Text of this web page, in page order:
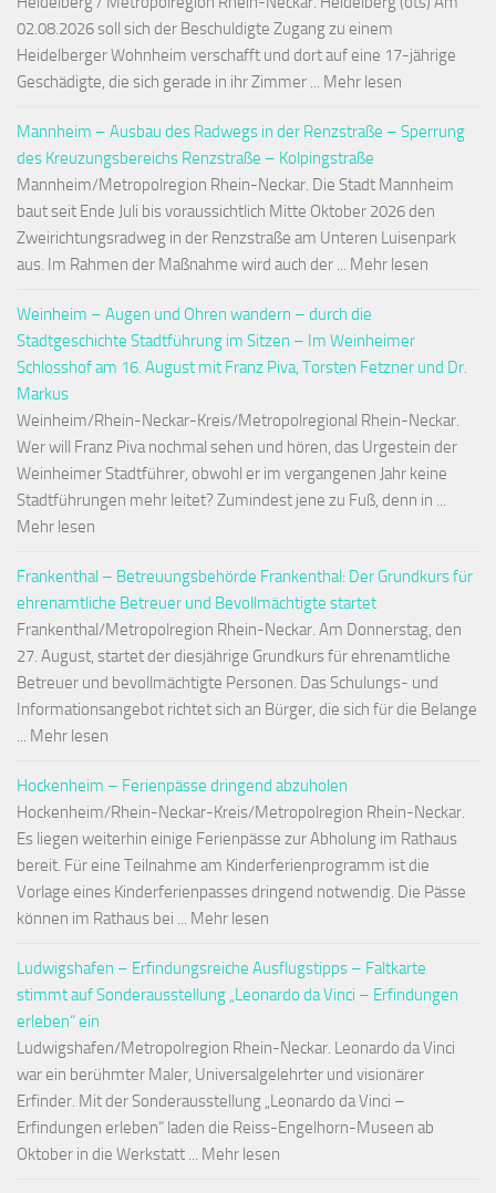
02.08.2026 soll sich der Beschuldigte Zugang zu einem
Heidelberger Wohnheim verschafft und dort auf eine 17-jährige
Geschädigte, die sich gerade in ihr Zimmer ... Mehr lesen
Mannheim – Ausbau des Radwegs in der Renzstraße – Sperrung
des Kreuzungsbereichs Renzstraße – Kolpingstraße
Mannheim/Metropolregion Rhein-Neckar. Die Stadt Mannheim
baut seit Ende Juli bis voraussichtlich Mitte Oktober 2026 den
Zweirichtungsradweg in der Renzstraße am Unteren Luisenpark
aus. Im Rahmen der Maßnahme wird auch der ... Mehr lesen
Weinheim – Augen und Ohren wandern – durch die
Stadtgeschichte Stadtführung im Sitzen – Im Weinheimer
Schlosshof am 16. August mit Franz Piva, Torsten Fetzner und Dr.
Markus
Weinheim/Rhein-Neckar-Kreis/Metropolregional Rhein-Neckar.
Wer will Franz Piva nochmal sehen und hören, das Urgestein der
Weinheimer Stadtführer, obwohl er im vergangenen Jahr keine
Stadtführungen mehr leitet? Zumindest jene zu Fuß, denn in ...
Mehr lesen
Frankenthal – Betreuungsbehörde Frankenthal: Der Grundkurs für
ehrenamtliche Betreuer und Bevollmächtigte startet
Frankenthal/Metropolregion Rhein-Neckar. Am Donnerstag, den
27. August, startet der diesjährige Grundkurs für ehrenamtliche
Betreuer und bevollmächtigte Personen. Das Schulungs- und
Informationsangebot richtet sich an Bürger, die sich für die Belange
... Mehr lesen
Hockenheim – Ferienpässe dringend abzuholen
Hockenheim/Rhein-Neckar-Kreis/Metropolregion Rhein-Neckar.
Es liegen weiterhin einige Ferienpässe zur Abholung im Rathaus
bereit. Für eine Teilnahme am Kinderferienprogramm ist die
Vorlage eines Kinderferienpasses dringend notwendig. Die Pässe
können im Rathaus bei ... Mehr lesen
Ludwigshafen – Erfindungsreiche Ausflugstipps – Faltkarte
stimmt auf Sonderausstellung „Leonardo da Vinci – Erfindungen
erleben“ ein
Ludwigshafen/Metropolregion Rhein-Neckar. Leonardo da Vinci
war ein berühmter Maler, Universalgelehrter und visionärer
Erfinder. Mit der Sonderausstellung „Leonardo da Vinci –
Erfindungen erleben“ laden die Reiss-Engelhorn-Museen ab
Oktober in die Werkstatt ... Mehr lesen